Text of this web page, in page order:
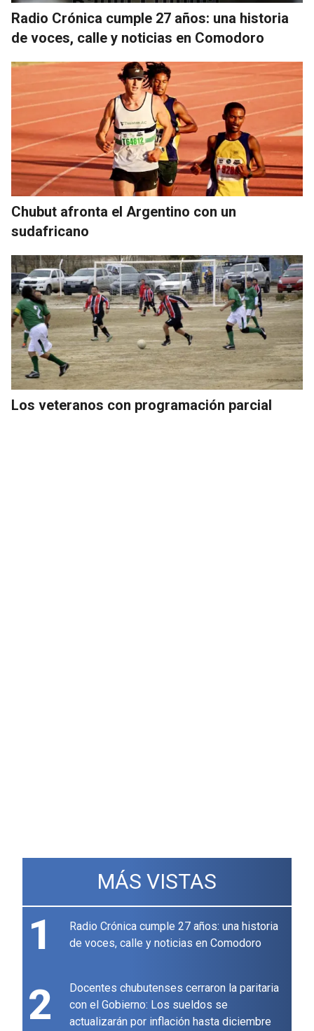
Radio Crónica cumple 27 años: una historia
de voces, calle y noticias en Comodoro
Chubut afronta el Argentino con un
sudafricano
Los veteranos con programación parcial
MÁS VISTAS
1
Radio Crónica cumple 27 años: una historia
de voces, calle y noticias en Comodoro
2
Docentes chubutenses cerraron la paritaria
con el Gobierno: Los sueldos se
actualizarán por inflación hasta diciembre